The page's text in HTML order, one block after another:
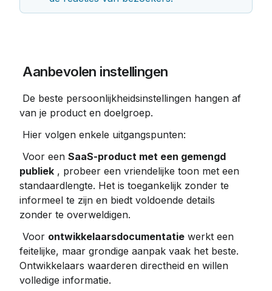
Aanbevolen instellingen
van je product en doelgroep.
Hier volgen enkele uitgangspunten:
Voor een SaaS-product met een gemengd
publiek , probeer een vriendelijke toon met een
standaardlengte. Het is toegankelijk zonder te
informeel te zijn en biedt voldoende details
zonder te overweldigen.
Voor ontwikkelaarsdocumentatie werkt een
feitelijke, maar grondige aanpak vaak het beste.
Ontwikkelaars waarderen directheid en willen
volledige informatie.